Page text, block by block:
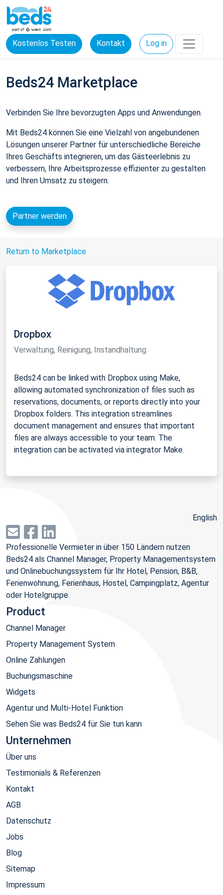
Kostenlos Testen Kontakt Log in
Beds24 Marketplace
Verbinden Sie Ihre bevorzugten Apps und Anwendungen.
Mit Beds24 können Sie eine Vielzahl von angebundenen
Lösungen unserer Partner für unterschiedliche Bereiche
Ihres Geschäfts integrieren, um das Gästeerlebnis zu
verbessern, Ihre Arbeitsprozesse effizienter zu gestalten
und Ihren Umsatz zu steigern.
Partner werden
Return to Marketplace
Dropbox
Verwaltung, Reinigung, Instandhaltung
Beds24 can be linked with Dropbox using Make,
allowing automated synchronization of files such as
reservations, documents, or reports directly into your
Dropbox folders. This integration streamlines
document management and ensures that important
files are always accessible to your team. The
integration can be activated via integrator Make.
English
Professionelle Vermieter in über 150 Ländern nutzen
Beds24 als Channel Manager, Property Managementsystem
und Onlinebuchungssystem für Ihr Hotel, Pension, B&B,
Ferienwohnung, Ferienhaus, Hostel, Campingplatz, Agentur
oder Hotelgruppe.
Product
Channel Manager
Property Management System
Online Zahlungen
Buchungsmaschine
Widgets
Agentur und Multi-Hotel Funktion
Sehen Sie was Beds24 für Sie tun kann
Unternehmen
Über uns
Testimonials & Referenzen
Kontakt
AGB
Datenschutz
Jobs
Blog
Sitemap
Impressum